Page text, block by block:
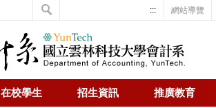
網站導覽
:::
在校學生 招生資訊 推廣教育